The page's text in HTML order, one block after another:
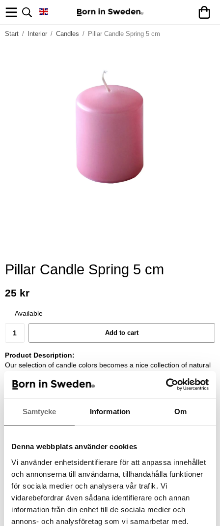
Samtycke Information Om
Denna webbplats använder cookies
Vi använder enhetsidentifierare för att anpassa innehållet
och annonserna till användarna, tillhandahålla funktioner
för sociala medier och analysera vår trafik. Vi
vidarebefordrar även sådana identifierare och annan
information från din enhet till de sociala medier och
annons- och analysföretag som vi samarbetar med.
Start / Interior / Candles / Pillar Candle Spring 5 cm
Pillar Candle Spring 5 cm
25 kr
Available
Add to cart
Product Description:
Our selection of candle colors becomes a nice collection of natural
made of RAL-certified paraffin and are hand dipped in Sweden,
heights, 5 and 11 cm.
Burning hours 5 cm - 7 hours, and for 11 cm - 15 hours.
Mix a few of your favourite colors for a lovely table setting or a cozy
Add to Favorites
Item ID: